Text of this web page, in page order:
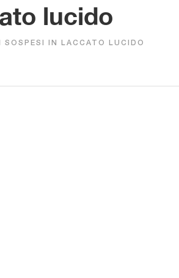
lucido
SOSPESI IN LACCATO LUCIDO